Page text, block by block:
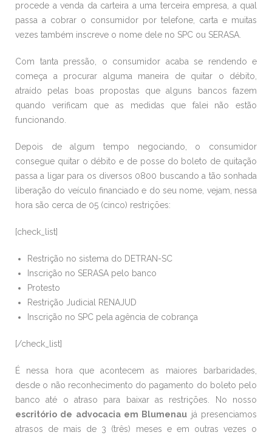
procede a venda da carteira a uma terceira empresa, a qual
passa a cobrar o consumidor por telefone, carta e muitas
vezes também inscreve o nome dele no SPC ou SERASA.
Com tanta pressão, o consumidor acaba se rendendo e
começa a procurar alguma maneira de quitar o débito,
atraído pelas boas propostas que alguns bancos fazem
quando verificam que as medidas que falei não estão
funcionando.
Depois de algum tempo negociando, o consumidor
consegue quitar o débito e de posse do boleto de quitação
passa a ligar para os diversos 0800 buscando a tão sonhada
liberação do veículo financiado e do seu nome, vejam, nessa
hora são cerca de 05 (cinco) restrições:
[check_list]
Restrição no sistema do DETRAN-SC
Inscrição no SERASA pelo banco
Protesto
Restrição Judicial RENAJUD
Inscrição no SPC pela agência de cobrança
[/check_list]
É nessa hora que acontecem as maiores barbaridades,
desde o não reconhecimento do pagamento do boleto pelo
banco até o atraso para baixar as restrições. No nosso
escritório de advocacia em Blumenau já presenciamos
atrasos de mais de 3 (três) meses e em outras vezes o